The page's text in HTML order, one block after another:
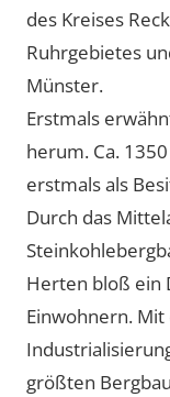
des Kreises
Ruhrgebietes
Münster.
Erstmals
herum. Ca.
erstmals als
Durch das
Herten bloß ein
Einwohnern.
größten